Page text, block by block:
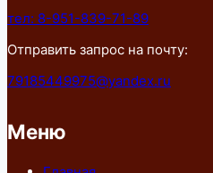
тел: 8-951-839-71-89
Отправить запрос на почту:
79185449975@yandex.ru
Меню